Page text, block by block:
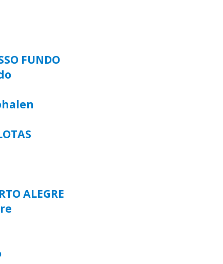
FUNDO
ALEGRE